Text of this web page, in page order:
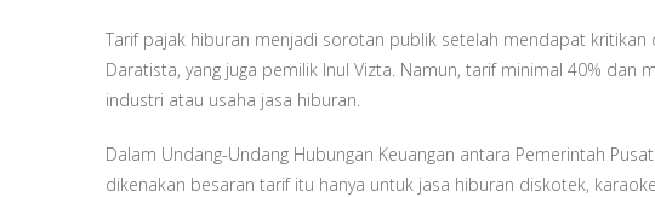
Tarif pajak hiburan menjadi sorotan publik setelah mendapat
Daratista, yang juga pemilik Inul Vizta. Namun, tarif minimal 40%
industri atau usaha jasa hiburan.
Dalam Undang-Undang Hubungan Keuangan antara Pemerintah
dikenakan besaran tarif itu hanya untuk jasa hiburan diskotek,